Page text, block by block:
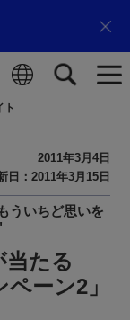
ト
2011年3月4日
日：2011年3月15日
ういちど思いを
当たる
ーン2」